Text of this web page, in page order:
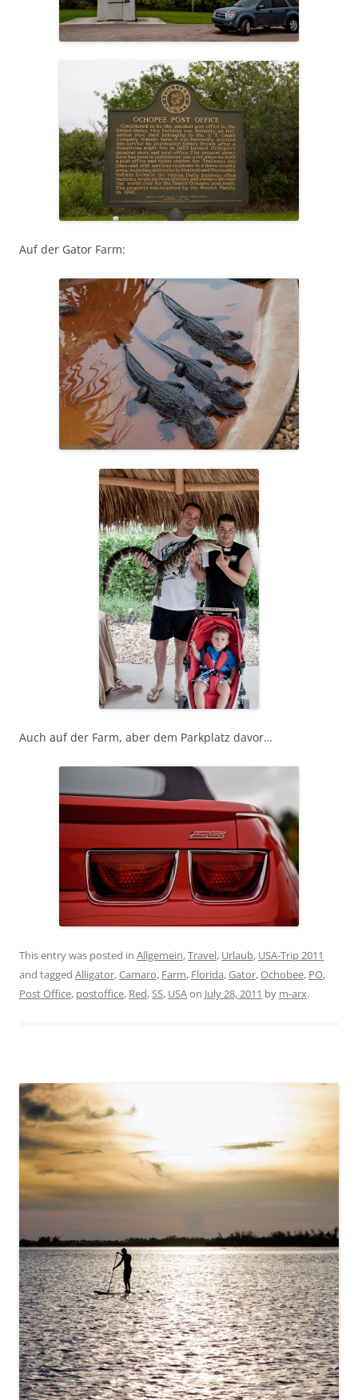
Auf der Gator Farm:
Auch auf der Farm, aber dem Parkplatz davor…
This entry was posted in Allgemein,Travel, Urlaub, USA-Trip 2011
and tagged Alligator,Camaro, Farm, Florida,Gator,Ochobee, PO,
Post Office, postoffice, Red,SS, USAon July 28, 2011 by m-arx.